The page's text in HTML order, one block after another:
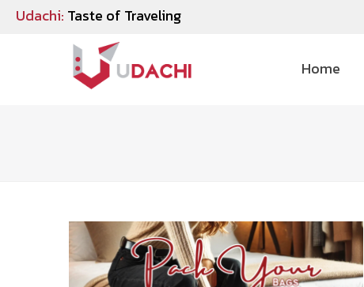
Udachi: Taste of Traveling
Home